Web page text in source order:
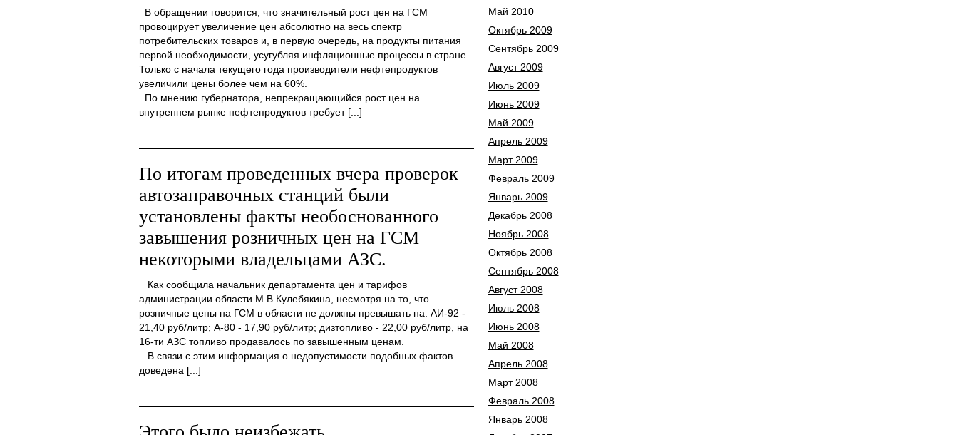
В обращении говорится, что значительный рост цен на ГСМ
провоцирует увеличение цен абсолютно на весь спектр
потребительских товаров и, в первую очередь, на продукты питания
первой необходимости, усугубляя инфляционные процессы в стране.
Только с начала текущего года производители нефтепродуктов
увеличили цены более чем на 60%.
По мнению губернатора, непрекращающийся рост цен на
внутреннем рынке нефтепродуктов требует [...]
По итогам проведенных вчера проверок
автозаправочных станций были
установлены факты необоснованного
завышения розничных цен на ГСМ
некоторыми владельцами АЗС.
Как сообщила начальник департамента цен и тарифов
администрации области М.В.Кулебякина, несмотря на то, что
розничные цены на ГСМ в области не должны превышать на: АИ-92 -
21,40 руб/литр; А-80 - 17,90 руб/литр; дизтопливо - 22,00 руб/литр, на
16-ти АЗС топливо продавалось по завышенным ценам.
В связи с этим информация о недопустимости подобных фактов
доведена [...]
Май 2010
Октябрь 2009
Сентябрь 2009
Август 2009
Июль 2009
Июнь 2009
Май 2009
Апрель 2009
Март 2009
Февраль 2009
Январь 2009
Декабрь 2008
Ноябрь 2008
Октябрь 2008
Сентябрь 2008
Август 2008
Июль 2008
Июнь 2008
Май 2008
Апрель 2008
Март 2008
Февраль 2008
Январь 2008